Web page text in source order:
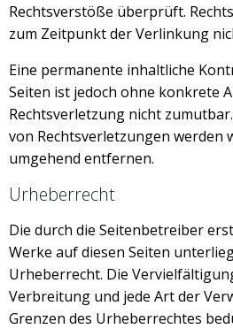
Rechtsverstöße überprüft.
zum Zeitpunkt der Verlinkung
Eine permanente inhaltliche
Seiten ist jedoch ohne konkrete
Rechtsverletzung nicht
von Rechtsverletzungen werden
umgehend entfernen.
Urheberrecht
Die durch die Seitenbetreiber
Werke auf diesen Seiten
Urheberrecht. Die
Verbreitung und jede Art der
Grenzen des Urheberrechtes